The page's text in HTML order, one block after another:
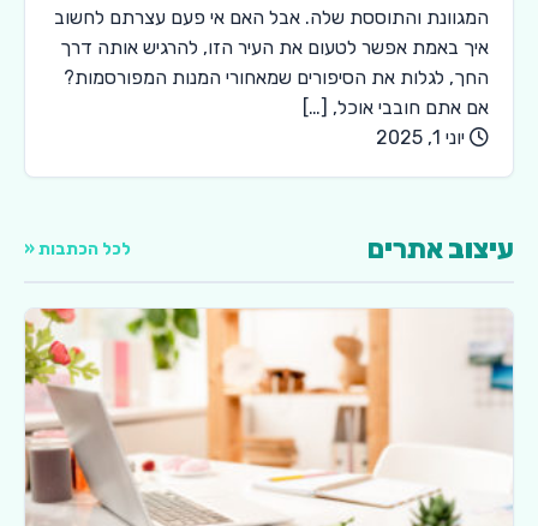
המגוונת והתוססת שלה. אבל האם אי פעם עצרתם לחשוב
איך באמת אפשר לטעום את העיר הזו, להרגיש אותה דרך
החך, לגלות את הסיפורים שמאחורי המנות המפורסמות?
אם אתם חובבי אוכל, […]
יוני 1, 2025
עיצוב אתרים לכל הכתבות «